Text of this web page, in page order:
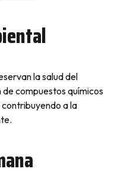
la salud del
compuestos químicos
contribuyendo a la